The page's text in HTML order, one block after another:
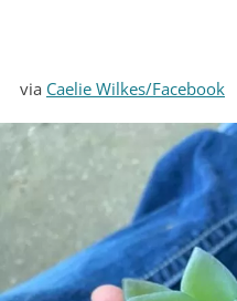
via Caelie Wilkes/Facebook